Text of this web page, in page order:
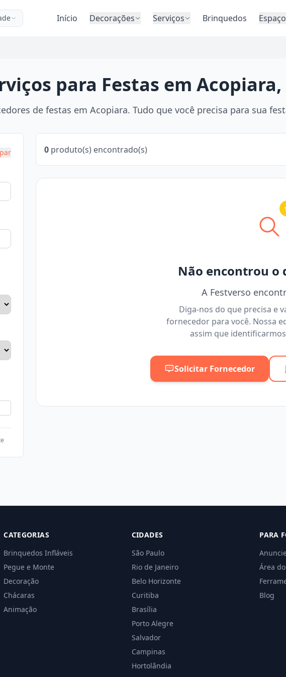
Início Decorações Serviços Brinquedos
para Festas em Acopiara,
de festas em Acopiara. Tudo que você precisa para sua
0 produto(s) encontrado(s)
Não encontrou o
A Festverso
Diga-nos do que precisa e
fornecedor para você. Nossa
assim que
Solicitar Fornecedor
CATEGORIAS
Brinquedos Infláveis
Pegue e Monte
Decoração
Chácaras
Animação
CIDADES
São Paulo
Rio de Janeiro
Belo Horizonte
Curitiba
Brasília
Porto Alegre
Salvador
Campinas
Hortolândia
PARA
Área
Blog